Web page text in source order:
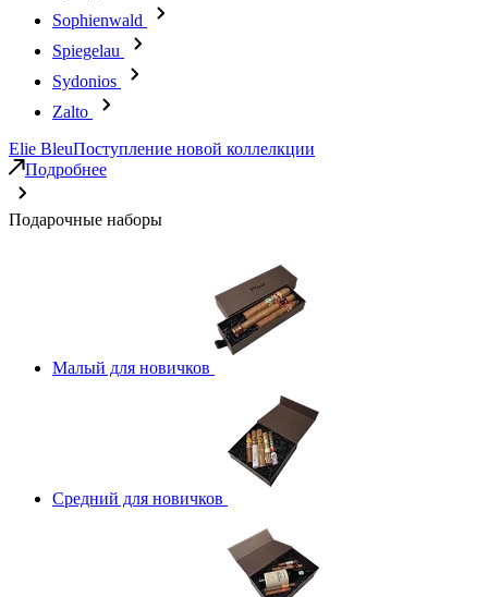
Sophienwald
Spiegelau
Sydonios
Zalto
Elie BleuПоступление новой коллелкции
Подробнее
Подарочные наборы
Малый для новичков
Средний для новичков